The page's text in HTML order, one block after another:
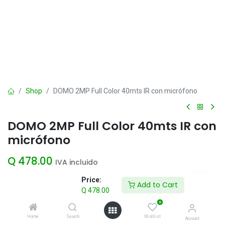
Price:
Q 478.00
Add to Cart
Home Search
0
Wishlist Account
Shop DOMO 2MP Full Color 40mts IR con micrófono
DOMO 2MP Full Color 40mts IR con
micrófono
Q 478.00 IVA incluido
Add to Cart
Agregar a la lista de deseos